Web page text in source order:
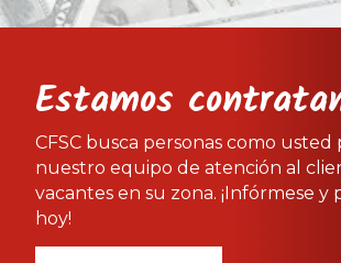
Estamos
CFSC busca personas como usted
nuestro equipo de atención al
vacantes en su zona. ¡Infórmese y
hoy!